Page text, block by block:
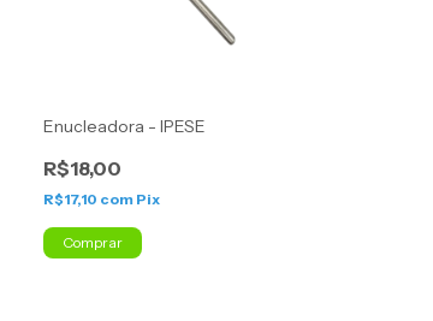
Enucleadora - IPESE
R$18,00
R$17,10 com Pix
Comprar